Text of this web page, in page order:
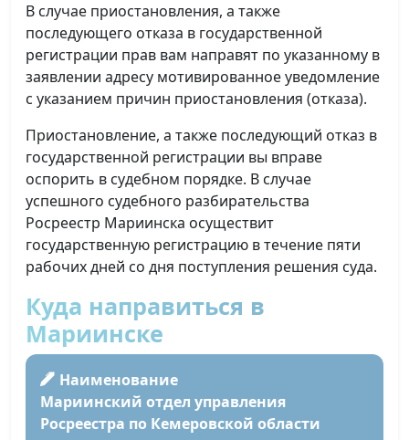
В случае приостановления, а также
последующего отказа в государственной
регистрации прав вам направят по указанному в
заявлении адресу мотивированное уведомление
с указанием причин приостановления (отказа).
Приостановление, а также последующий отказ в
государственной регистрации вы вправе
оспорить в судебном порядке. В случае
успешного судебного разбирательства
Росреестр Мариинска осуществит
государственную регистрацию в течение пяти
рабочих дней со дня поступления решения суда.
Куда направиться в
Мариинске
Наименование
Мариинский отдел управления
Росреестра по Кемеровской области